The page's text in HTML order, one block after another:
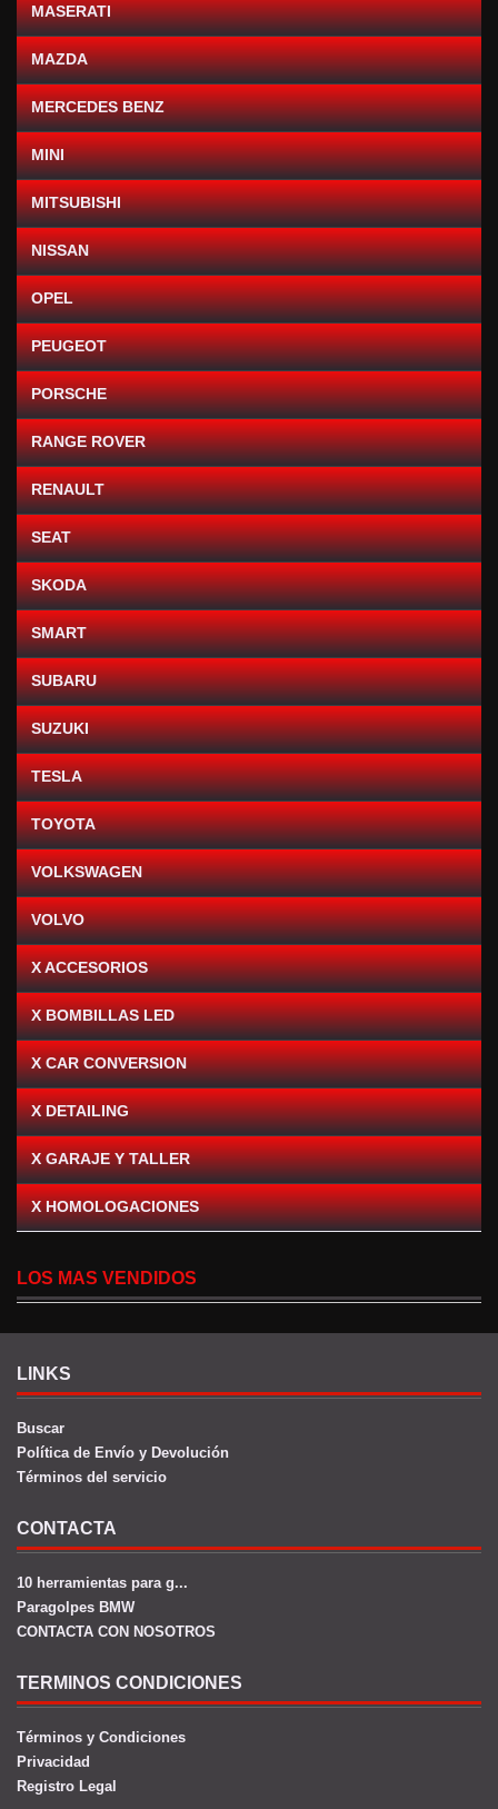
MASERATI
MAZDA
MERCEDES BENZ
MINI
MITSUBISHI
NISSAN
OPEL
PEUGEOT
PORSCHE
RANGE ROVER
RENAULT
SEAT
SKODA
SMART
SUBARU
SUZUKI
TESLA
TOYOTA
VOLKSWAGEN
VOLVO
X ACCESORIOS
X BOMBILLAS LED
X CAR CONVERSION
X DETAILING
X GARAJE Y TALLER
X HOMOLOGACIONES
LOS MAS VENDIDOS
LINKS
Buscar
Política de Envío y Devolución
Términos del servicio
CONTACTA
10 herramientas para g...
Paragolpes BMW
CONTACTA CON NOSOTROS
TERMINOS CONDICIONES
Términos y Condiciones
Privacidad
Registro Legal